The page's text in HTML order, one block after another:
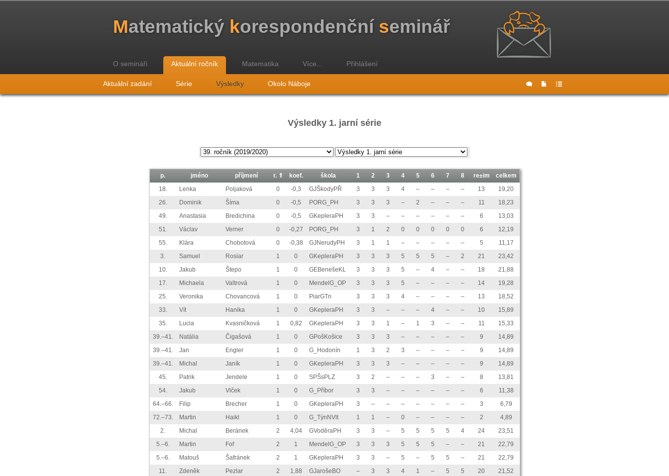
Matematický korespondenční seminář
O semináři Aktuální ročník Matematika Více... Přihlášení
Aktuální zadání Série Výsledky Okolo Náboje
Výsledky 1. jarní série
p. jméno příjmení r.⇑ koef. škola 1 2 3 4 5 6 7 8 re±im
celkem
18.
Lenka Poljaková 0 -0,3 GJŠkodyPŘ 3 3 3 4 – – – – 13
19,20
26.
Dominik Šíma 0 -0,5 PORG_PH 3 3 3 – 2 – – – 11
18,23
49.
Anastasia Bredichina 0 -0,5 GKepleraPH 3 3 – – – – – – 6
13,03
51.
Václav Verner 0 -0,27 PORG_PH 3 1 2 0 0 0 0 0 6
12,19
55.
Klára Chobotová 0 -0,38 GJNerudyPH 3 1 1 – – – – – 5
11,17
3.
Samuel Rosiar 1 0 GKepleraPH 3 3 3 5 5 5 – 2 21
23,42
10.
Jakub Štepo 1 0 GEBenešeKL 3 3 3 5 – 4 – – 18
21,88
17.
Michaela Valtrová 1 0 MendelG_OP 3 3 3 5 – – – – 14
19,28
25.
Veronika Chovancová 1 0 PiarGTn 3 3 3 4 – – – – 13
18,52
33.
Vít Hanika 1 0 GKepleraPH 3 3 – – – 4 – – 10
15,89
35.
Lucia Kvasničková 1 0,82 GKepleraPH 3 3 1 – 1 3 – – 11
15,33
39.–41.
Natália Čigašová 1 0 GPošKošice 3 3 3 – – – – – 9
14,89
39.–41.
Jan Engler 1 0 G_Hodonín 1 3 2 3 – – – – 9
14,89
39.–41.
Michal Janík 1 0 GKepleraPH 3 3 3 – – – – – 9
14,89
45.
Patrik Jendele 1 0 SPŠsPLZ 3 2 – – – 3 – – 8
13,81
54.
Jakub Vlček 1 0 G_Příbor 3 3 – – – – – – 6
11,38
64.–66.
Filip Brecher 1 0 GKepleraPH 3 – – – – – – – 3
6,79
72.–73.
Martin Haikl 1 0 G_TýnNVlt 1 1 – 0 – – – – 2
4,89
2.
Michal Beránek 2 4,04 GVoděraPH 3 3 – 5 5 5 5 4 24
23,51
5.–6.
Martin Fof 2 1 MendelG_OP 3 3 3 5 5 5 – – 21
22,79
5.–6.
Matouš Šafránek 2 1 GKepleraPH 3 3 – 5 – 5 5 – 21
22,79
11.
Zdeněk Pezlar 2 1,88 GJarošeBO – 3 3 4 1 – 5 5 20
21,52